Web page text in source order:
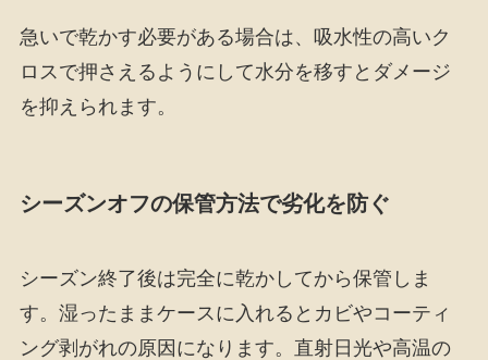
急いで乾かす必要がある場合は、吸水性の高いク
ロスで押さえるようにして水分を移すとダメージ
を抑えられます。
シーズンオフの保管方法で劣化を防ぐ
シーズン終了後は完全に乾かしてから保管しま
す。湿ったままケースに入れるとカビやコーティ
ング剥がれの原因になります。直射日光や高温の